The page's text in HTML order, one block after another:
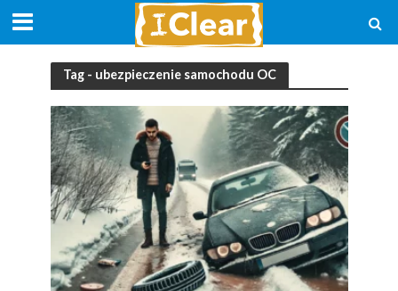
Tag - ubezpieczenie samochodu OC